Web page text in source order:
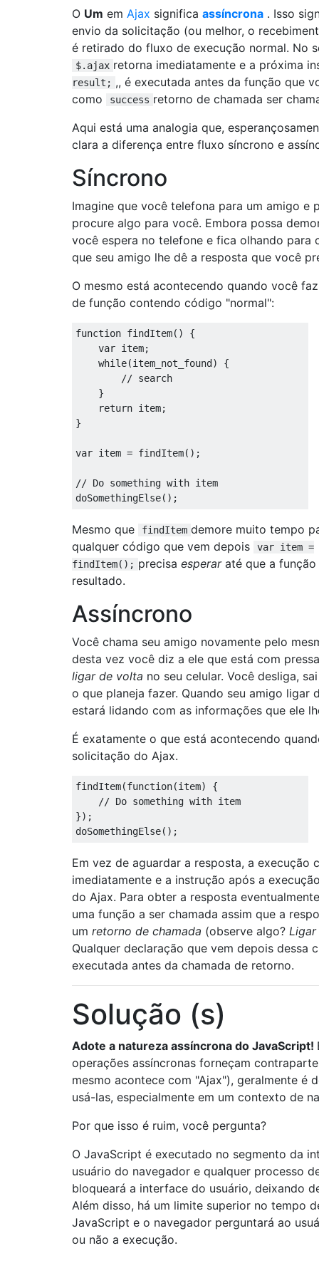
O Um em Ajax significa assíncrona . Isso
envio da solicitação (ou melhor, o
é retirado do fluxo de execução normal. No
$.ajax retorna imediatamente e a próxima
result; ,, é executada antes da função que
como
success retorno de chamada ser
Aqui está uma analogia que,
clara a diferença entre fluxo síncrono e
Síncrono
Imagine que você telefona para um amigo e
procure algo para você. Embora possa
você espera no telefone e fica olhando para
que seu amigo lhe dê a resposta que você
O mesmo está acontecendo quando você
de função contendo código "normal":
function findItem()
{
var item;
while(item_not_found)
{
// search
}
return item;
}
var item = findItem();
// Do something with item
doSomethingElse();
Mesmo que findItem demore muito tempo
qualquer código que vem depois
var item =
findItem(); precisa esperaraté que a
resultado.
Assíncrono
Você chama seu amigo novamente pelo
desta vez você diz a ele que está com
ligar de volta no seu celular. Você desliga,
o que planeja fazer. Quando seu amigo ligar
estará lidando com as informações que ele
É exatamente o que está acontecendo
solicitação do Ajax.
findItem(function(item)
{
// Do something with item
});
doSomethingElse();
Em vez de aguardar a resposta, a execução
imediatamente e a instrução após a
do Ajax. Para obter a resposta
uma função a ser chamada assim que a
um retorno de chamada (observe algo?
Qualquer declaração que vem depois dessa
executada antes da chamada de retorno.
Solução (s)
Adote a natureza assíncrona do JavaScript!
operações assíncronas forneçam
mesmo acontece com "Ajax"), geralmente é
usá-las, especialmente em um contexto de
Por que isso é ruim, você pergunta?
O JavaScript é executado no segmento da
usuário do navegador e qualquer processo
bloqueará a interface do usuário, deixando
Além disso, há um limite superior no tempo
JavaScript e o navegador perguntará ao
ou não a execução.